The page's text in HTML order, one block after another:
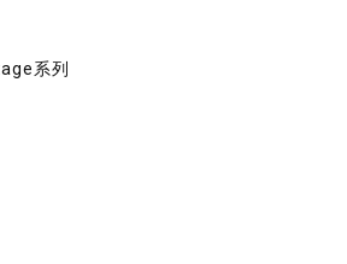
系列